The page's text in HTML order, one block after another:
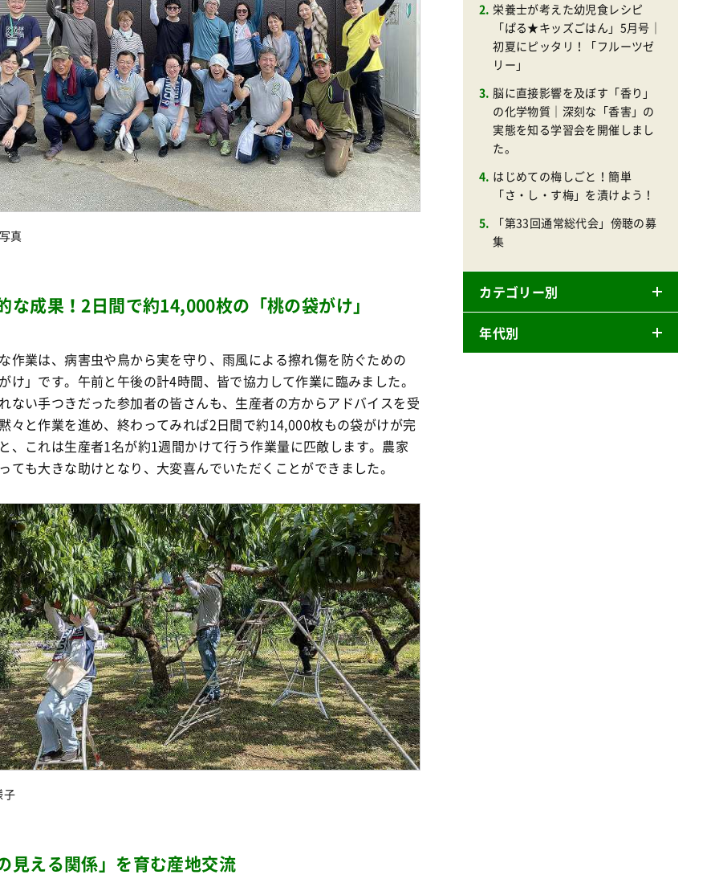
真
な成果！2日間で約14,000枚の「桃の袋がけ」
作業は、病害虫や鳥から実を守り、雨風による擦れ傷を防ぐための
け」です。午前と午後の計4時間、皆で協力して作業に臨みました。
ない手つきだった参加者の皆さんも、生産者の方からアドバイスを受
々と作業を進め、終わってみれば2日間で約14,000枚もの袋がけが完
、これは生産者1名が約1週間かけて行う作業量に匹敵します。農家
ても大きな助けとなり、大変喜んでいただくことができました。
子
見える関係」を育む産地交流
栄養士が考えた幼児食レシピ
「ぱる★キッズごはん」5月号｜
初夏にピッタリ！「フルーツゼ
リー」
脳に直接影響を及ぼす「香り」
の化学物質｜深刻な「香害」の
実態を知る学習会を開催しまし
た。
はじめての梅しごと！簡単
「さ・し・す梅」を漬けよう！
「第33回通常総代会」傍聴の募
集
カテゴリー別
ニュースリリース
年代別